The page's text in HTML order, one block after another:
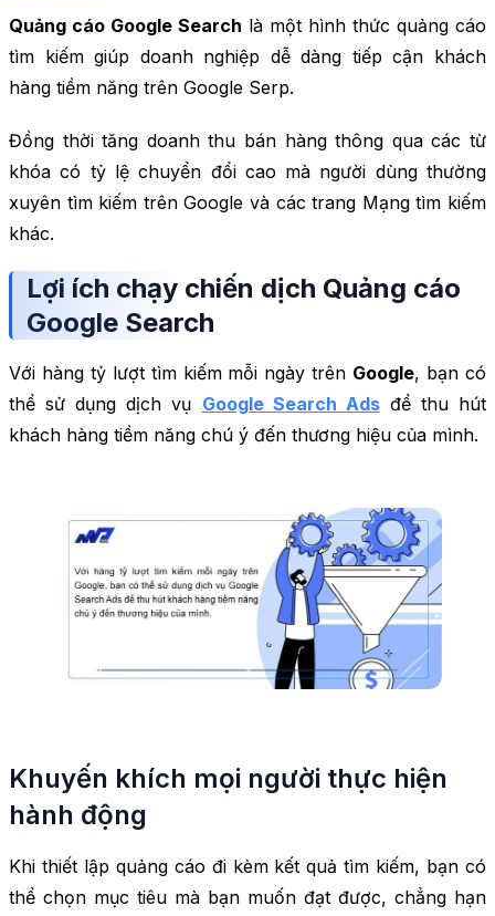
Quảng cáo Google Search là một hình thức quảng cáo
tìm kiếm giúp doanh nghiệp dễ dàng tiếp cận khách
hàng tiềm năng trên Google Serp.
Đồng thời tăng doanh thu bán hàng thông qua các từ
khóa có tỷ lệ chuyển đổi cao mà người dùng thường
xuyên tìm kiếm trên Google và các trang Mạng tìm kiếm
khác.
Lợi ích chạy chiến dịch Quảng cáo
Google Search
Với hàng tỷ lượt tìm kiếm mỗi ngày trên Google, bạn có
thể sử dụng dịch vụ Google Search Adsđể thu hút
khách hàng tiềm năng chú ý đến thương hiệu của mình.
Khuyến khích mọi người thực hiện
hành động
Khi thiết lập quảng cáo đi kèm kết quả tìm kiếm, bạn có
thể chọn mục tiêu mà bạn muốn đạt được, chẳng hạn